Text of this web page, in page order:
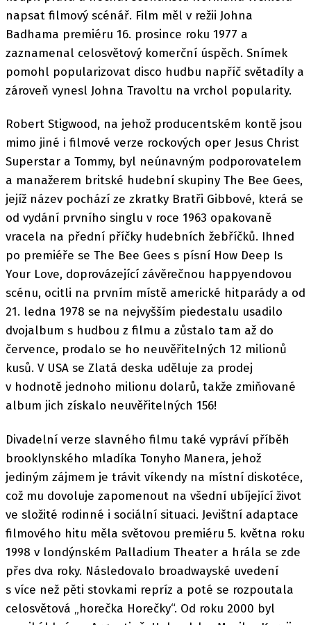
napsat filmový scénář. Film měl v režii Johna
Badhama premiéru 16. prosince roku 1977 a
zaznamenal celosvětový komerční úspěch. Snímek
pomohl popularizovat disco hudbu napříč světadíly a
zároveň vynesl Johna Travoltu na vrchol popularity.
Robert Stigwood, na jehož producentském kontě jsou
mimo jiné i filmové verze rockových oper Jesus Christ
Superstar a Tommy, byl neúnavným podporovatelem
a manažerem britské hudební skupiny The Bee Gees,
jejíž název pochází ze zkratky Bratři Gibbové, která se
od vydání prvního singlu v roce 1963 opakovaně
vracela na přední příčky hudebních žebříčků. Ihned
po premiéře se The Bee Gees s písní How Deep Is
Your Love, doprovázející závěrečnou happyendovou
scénu, ocitli na prvním místě americké hitparády a od
21. ledna 1978 se na nejvyšším piedestalu usadilo
dvojalbum s hudbou z filmu a zůstalo tam až do
července, prodalo se ho neuvěřitelných 12 milionů
kusů. V USA se Zlatá deska uděluje za prodej
v hodnotě jednoho milionu dolarů, takže zmiňované
album jich získalo neuvěřitelných 156!
Divadelní verze slavného filmu také vypráví příběh
brooklynského mladíka Tonyho Manera, jehož
jediným zájmem je trávit víkendy na místní diskotéce,
což mu dovoluje zapomenout na všední ubíjející život
ve složité rodinné i sociální situaci. Jevištní adaptace
filmového hitu měla světovou premiéru 5. května roku
1998 v londýnském Palladium Theater a hrála se zde
přes dva roky. Následovalo broadwayské uvedení
s více než pěti stovkami repríz a poté se rozpoutala
celosvětová „horečka Horečky“. Od roku 2000 byl